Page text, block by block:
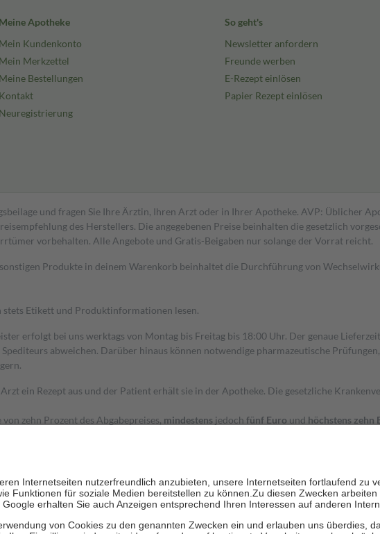
Meine Apotheke
Mein Kundenkonto
Mein Merkzettel
Meine Bestellungen
Kontakt
Neuregistrierung
So geht's
Newsletter anfordern
Freunde werben
E-Rezept einlösen
Papier Rezept einlösen
und fragen Sie Ihre Ärztin, Ihren Arzt oder in Ihrer Apotheke. AVP: Üblicher
des Herstellers. Die angegebenen Preise beinhalten die gesetzlich
vorbehalten. Alle Angebote und Gratis-Beigaben nur solange der Vorrat reicht.
Produkte in deinem Warenkorb beinhaltet die Durchführung von
Etikett und Produktinformationen lesen.
erfolgt bei uns werktags von Montag bis Freitag bis 18:00 Uhr. Der genaue
abweichen. Darüber hinaus können notwendige pharmazeutische
ein Rezept aus und der Patient erhält sie in der Apotheke. Die gesetzliche
zehn Prozent des Abgabepreises, mindestens jedoch fünf Euro und höchstens zehn
zu stärken und die besondere Stellung der Familie zu unterstützen, fallen
mit Ausnahme der Fahrkosten
von der GKV getragen werden